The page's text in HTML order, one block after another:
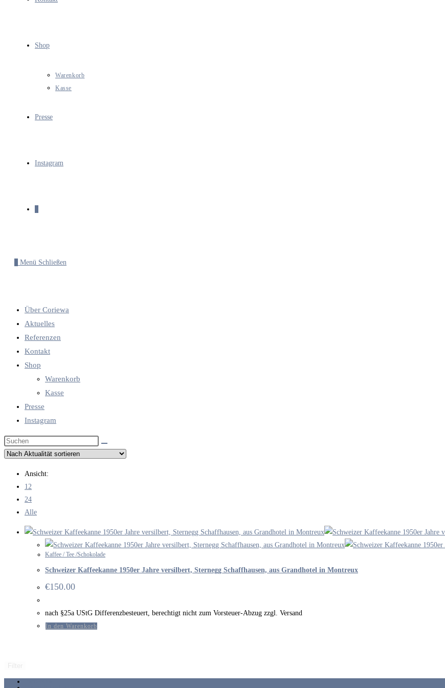
Shop
Warenkorb
Kasse
Presse
Instagram
Menü Schließen
Über Coriewa
Aktuelles
Referenzen
Kontakt
Shop
Warenkorb
Kasse
Presse
Instagram
Diese
Website
Ansicht:
12
24
Alle
Kaffee / Tee /Schokolade
Schweizer Kaffeekanne 1950er Jahre versilbert, Sternegg Schaffhausen, aus Grandhotel in Montreux
€150.00
nach §25a UStG Differenzbesteuert, berechtigt nicht zum Vorsteuer-Abzug zzgl. Versand
In den Warenkorb